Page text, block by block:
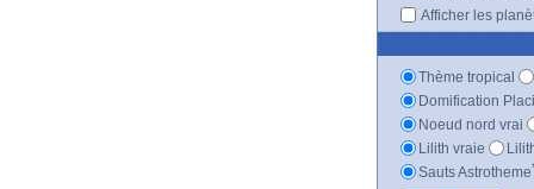
Afficher les
Thème tropical
Domification
Noeud nord vrai
Lilith vraie
Sauts Astrotheme